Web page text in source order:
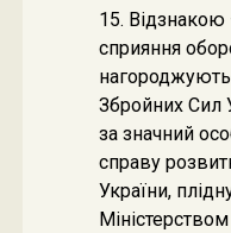
15.
сприяння
Збройних Сил
за значний
справу
України,